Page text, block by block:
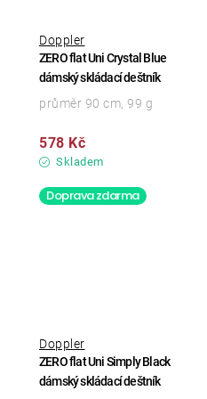
ZERO flat Uni Crystal Blue
dámský skládací deštník
Doppler
Skladem
578 Kč
průměr 90 cm, 99 g
Doprava zdarma
ZERO flat Uni Simply Black
dámský skládací deštník
Doppler